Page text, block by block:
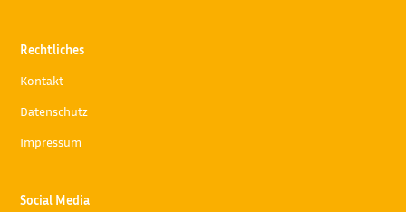
Rechtliches
Kontakt
Datenschutz
Impressum
Social Media